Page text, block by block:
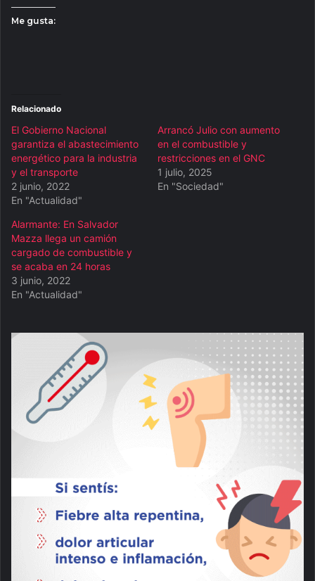
Me gusta:
Relacionado
El Gobierno Nacional
garantiza el abastecimiento
energético para la industria
y el transporte
2 junio, 2022
En "Actualidad"
Arrancó Julio con aumento
en el combustible y
restricciones en el GNC
1 julio, 2025
En "Sociedad"
Alarmante: En Salvador
Mazza llega un camión
cargado de combustible y
se acaba en 24 horas
3 junio, 2022
En "Actualidad"